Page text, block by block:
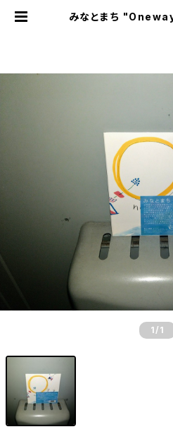
みなとまち
1 /1